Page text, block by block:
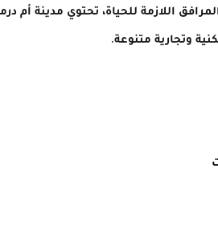
اللازمة للحياة، تحتوي مدينة أم
وتجارية متنوعة.